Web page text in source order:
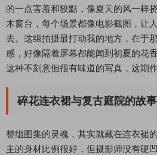
的一点害羞和狡黠，像夏天的风一样
木窗台，每个场景都像电影截图，让
去。这组拍摄最打动我的地方，在于
感，好像隔着屏幕都能闻到初夏的花
这种不刻意但很有味道的写真，这期
碎花连衣裙与复古庭院的故事
整组图集的灵魂，其实就藏在连衣裙
主的身材比例很好，但摄影师没有硬